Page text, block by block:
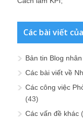
Các bài viết
Bản tin Blog
Các bài viết về
Các công việc
(43)
Các vấn đề khác